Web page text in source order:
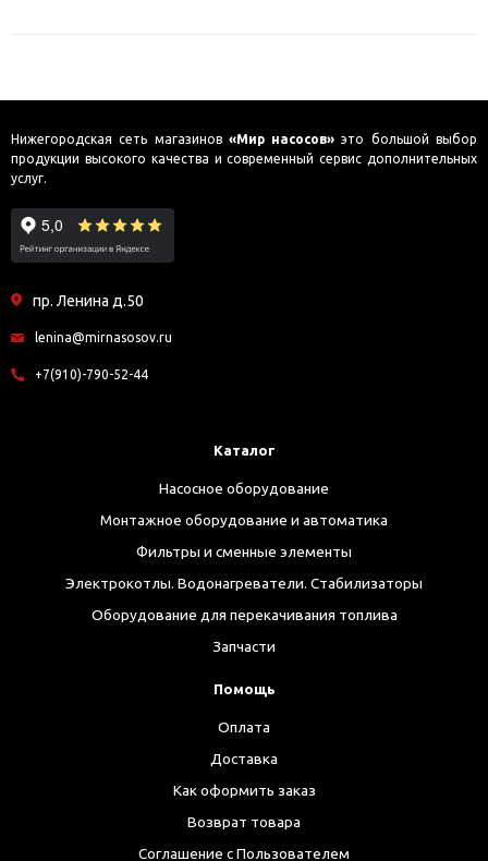
Нижегородская сеть магазинов «Мир насосов» это большой выбор
продукции высокого качества и современный сервис дополнительных
услуг.
пр. Ленина д.50
lenina@mirnasosov.ru
+7(910)-790-52-44
Каталог
Насосное оборудование
Монтажное оборудование и автоматика
Фильтры и сменные элементы
Электрокотлы. Водонагреватели. Стабилизаторы
Оборудование для перекачивания топлива
Запчасти
Помощь
Оплата
Доставка
Как оформить заказ
Возврат товара
Соглашение с Пользователем